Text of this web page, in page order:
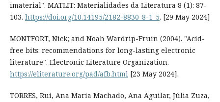
imaterial". MATLIT: Materialidades da Literatura 8 (1): 87-
103. https://doi.org/10.14195/2182-8830_8-1_5. [29 May 2024]
MONTFORT, Nick; and Noah Wardrip-Fruin (2004). "Acid-
free bits: recommendations for long-lasting electronic
literature". Electronic Literature Organization.
https://eliterature.org/pad/afb.html[23 May 2024].
TORRES, Rui, Ana Maria Machado, Ana Aguilar, Júlia Zuza,